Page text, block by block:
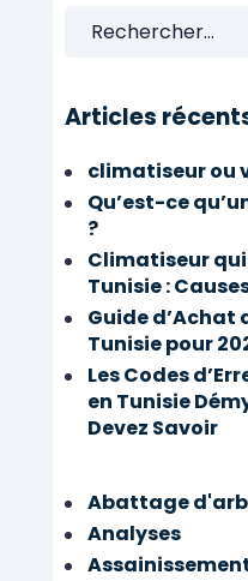
Rechercher :
Articles
climatiseur ou
Qu’est-ce
?
Climatiseur
Tunisie :
Guide d’Achat
Tunisie pour
Les Codes
en Tunisie
Devez Savoir
Abattage
Analyses